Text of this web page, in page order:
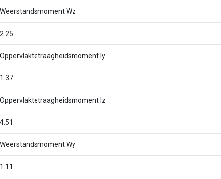
Weerstandsmoment Wz
2.25
Oppervlaktetraagheidsmoment Iy
1.37
Oppervlaktetraagheidsmoment Iz
4.51
Weerstandsmoment Wy
1.11